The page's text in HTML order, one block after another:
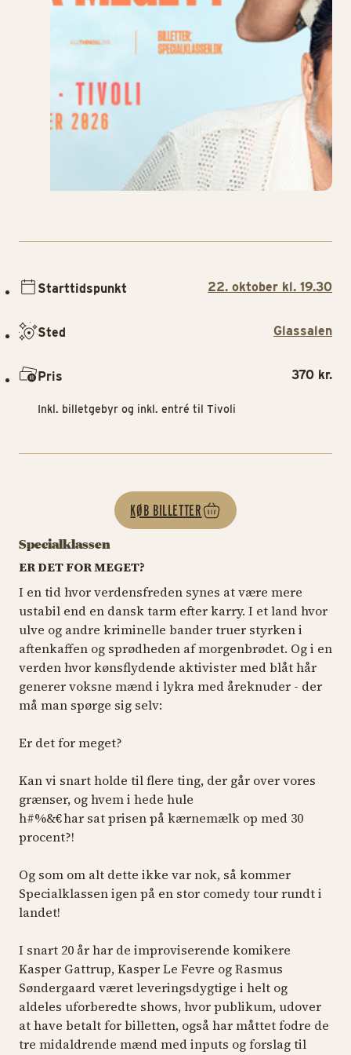
Specialklassen
ER DET FOR MEGET?
I en tid hvor verdensfreden synes at være mere
ustabil end en dansk tarm efter karry. I et land hvor
ulve og andre kriminelle bander truer styrken i
aftenkaffen og sprødheden af morgenbrødet. Og i en
verden hvor kønsflydende aktivister med blåt hår
generer voksne mænd i lykra med åreknuder - der
må man spørge sig selv:
Er det for meget?
Kan vi snart holde til flere ting, der går over vores
grænser, og hvem i hede hule
h#%&€ har sat prisen på kærnemælk op med 30
procent?!
Og som om alt dette ikke var nok, så kommer
Specialklassen igen på en stor comedy tour rundt i
landet!
I snart 20 år har de improviserende komikere
Kasper Gattrup, Kasper Le Fevre og Rasmus
Søndergaard været leveringsdygtige i helt og
aldeles uforberedte shows, hvor publikum, udover
at have betalt for billetten, også har måttet fodre de
tre midaldrende mænd med inputs og forslag til
Starttidspunkt 22. oktober kl. 19.30
Sted Glassalen
Pris 370 kr.
Inkl. billetgebyr og inkl. entré til Tivoli
KØB BILLETTER